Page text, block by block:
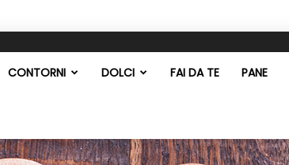
CONTORNI DOLCI FAI DA TE PANE